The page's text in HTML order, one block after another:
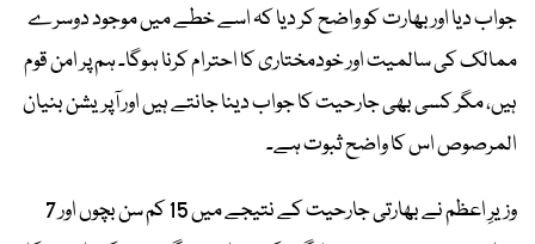
جواب دیا اور بھارت کو واضح کر دیا کہ اسے خطے میں موجود دوسرے
ممالک کی سالمیت اور خودمختاری کا احترام کرنا ہوگا۔ ہم پر امن قوم
ہیں، مگر کسی بھی جارحیت کا جواب دینا جانتے ہیں اور آپریشن بنیان
المرصوص اس کا واضح ثبوت ہے۔
وزیرِ اعظم نے بھارتی جارحیت کے نتیجے میں 15 کم سن بچوں اور 7